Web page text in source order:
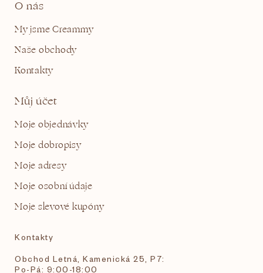
O nás
My jsme Creammy
Naše obchody
Kontakty
Můj účet
Moje objednávky
Moje dobropisy
Moje adresy
Moje osobní údaje
Moje slevové kupóny
Kontakty
Obchod Letná, Kamenická 25, P7:
Po-Pá: 9:00-18:00